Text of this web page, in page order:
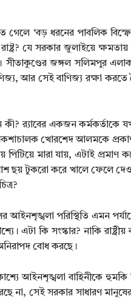
গেলে ‘বড় ধরনের পাবলিক
যে সরকার জুলাইয়ে
জঙ্গল সলিমপুর এলাকা
আর সেই বাণিজ্য রক্ষা করতে
র‍্যাবের একজন কর্মকর্তাকে
খোরশেদ আলমকে প্রকাশ্য
মারা যায়, এটাই প্রমাণ
ছয় টুকরো করে খালে ফেলে
পরিস্থিতি এমন
এটা কি সংস্কার? নাকি রাষ্ট্রীয়
বোধ করছে।
আইনশৃঙ্খলা বাহিনীকে
না, সেই সরকার সাধারণ মানুষের